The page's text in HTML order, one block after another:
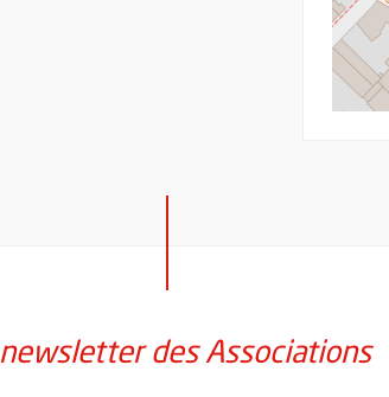
des Associations